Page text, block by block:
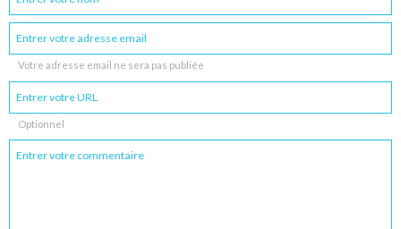
Votre adresse email ne sera pas publiée
Optionnel